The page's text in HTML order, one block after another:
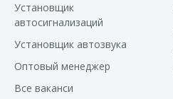
Установщик
автосигнализаций
Установщик автозвука
Оптовый менеджер
Все ваканси